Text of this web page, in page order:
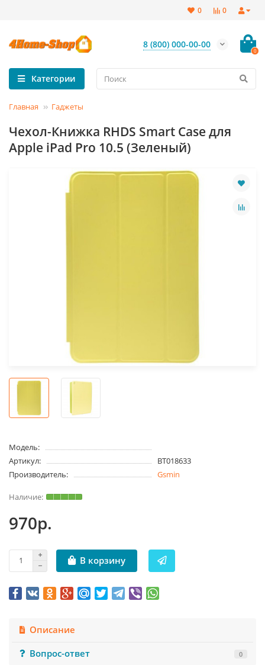
0
0
8 (800) 000-00-00
0
Категории
Главная Гаджеты
Чехол-Книжка RHDS Smart Case для
Apple iPad Pro 10.5 (Зеленый)
Модель:
Артикул:
BT018633
Производитель:
Gsmin
970р.
В корзину
Описание
Вопрос-ответ
0